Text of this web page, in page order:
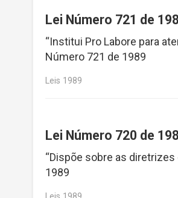
Lei Número 721 de
“Institui Pro Labore para
Número 721 de 1989
Leis 1989
Lei Número 720 de
“Dispõe sobre as
1989